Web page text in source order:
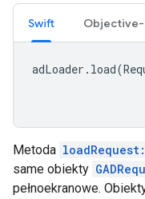
Swift
adLoader . load(
Metoda loadRequest:
same obiekty
pełnoekranowe.